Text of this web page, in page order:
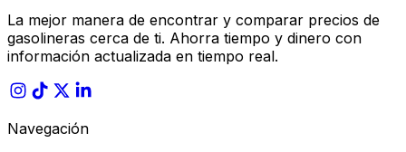
La mejor manera de encontrar y comparar precios de
gasolineras cerca de ti. Ahorra tiempo y dinero con
información actualizada en tiempo real.
Navegación